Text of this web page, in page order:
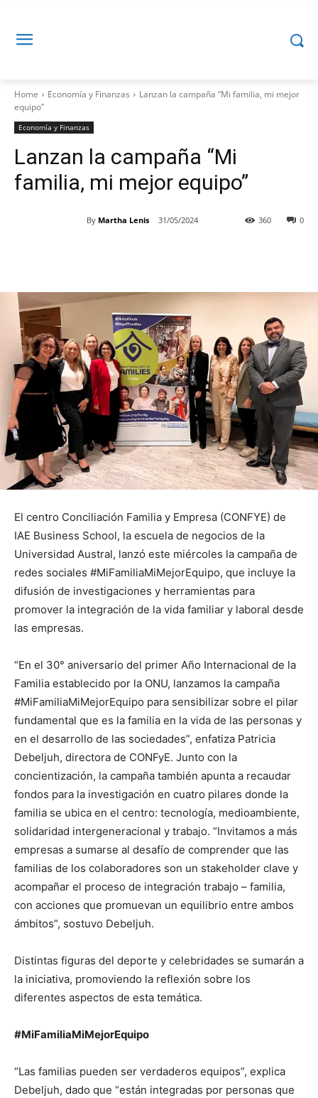
Home Economía y Finanzas
Lanzan la campaña “Mi familia, mi mejor
equipo”
Economía y Finanzas
Lanzan la campaña “Mi
familia, mi mejor equipo”
By Martha Lenis 31/05/2024 0
360
El centro Conciliación Familia y Empresa (CONFYE) de
IAE Business School, la escuela de negocios de la
Universidad Austral, lanzó este miércoles la campaña de
redes sociales #MiFamiliaMiMejorEquipo, que incluye la
difusión de investigaciones y herramientas para
promover la integración de la vida familiar y laboral desde
las empresas.
“En el 30° aniversario del primer Año Internacional de la
Familia establecido por la ONU, lanzamos la campaña
#MiFamiliaMiMejorEquipo para sensibilizar sobre el pilar
fundamental que es la familia en la vida de las personas y
en el desarrollo de las sociedades”, enfatiza Patricia
Debeljuh, directora de CONFyE. Junto con la
concientización, la campaña también apunta a recaudar
fondos para la investigación en cuatro pilares donde la
familia se ubica en el centro: tecnología, medioambiente,
solidaridad intergeneracional y trabajo. “Invitamos a más
empresas a sumarse al desafío de comprender que las
familias de los colaboradores son un stakeholder clave y
acompañar el proceso de integración trabajo – familia,
con acciones que promuevan un equilibrio entre ambos
ámbitos”, sostuvo Debeljuh.
Distintas figuras del deporte y celebridades se sumarán a
la iniciativa, promoviendo la reflexión sobre los
diferentes aspectos de esta temática.
#MiFamiliaMiMejorEquipo
“Las familias pueden ser verdaderos equipos”, explica
Debeljuh, dado que “están integradas por personas que